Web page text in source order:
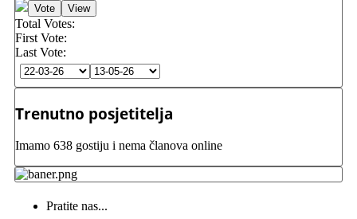
Total Votes:
First Vote:
Last Vote:
Trenutno posjetitelja
Imamo 638 gostiju i nema članova online
Pratite nas...